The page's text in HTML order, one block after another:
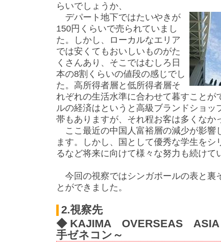
らいでしょうか、
デパート地下ではたいやきが
150円くらいで売られていまし
た。しかし、ローカルなエリア
では安くてもおいしいものがた
くさんあり、そこではむしろ日
本の8割くらいの値段の感じでし
た。高所得者層と低所得者層そ
れぞれの生活水準に合わせて暮すことが
ルの経済はというと高級ブランドショッ
帯もありますが、それ程お客は多くなか
ここ最近の中国人富裕層の減少が影響
ます。しかし、国として優秀な学生をシ
るなど将来に向けて様々な努力も続けて
今回の視察ではシンガポールの表と裏
とができました。
2.視察先
◆ KAJIMA OVERSEAS
手ゼネコン～